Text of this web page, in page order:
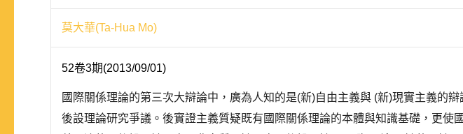
莫大華(Ta-Hua Mo)
52卷3期(2013/09/01)
國際關係理論的第三次大辯論中，廣為人知的是(新)自由主義與 (新)現實主義的
後設理論研究爭議。後實證主義質疑既有國際關係理論的本體與知識基礎，更